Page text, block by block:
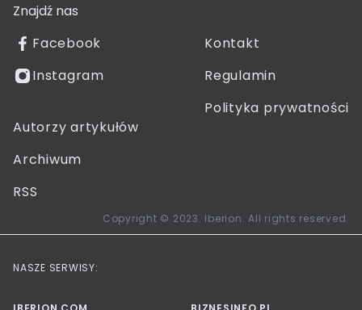
Znajdź nas
Facebook
Instagram
Kontakt
Regulamin
Polityka prywatności
Autorzy artykułów
Archiwum
RSS
Copyright © 2023. Iberion. All rights reserved.
NASZE SERWISY: